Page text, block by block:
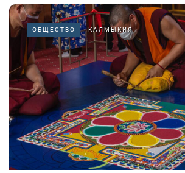
ОБЩЕСТВО КАЛМЫКИЯ